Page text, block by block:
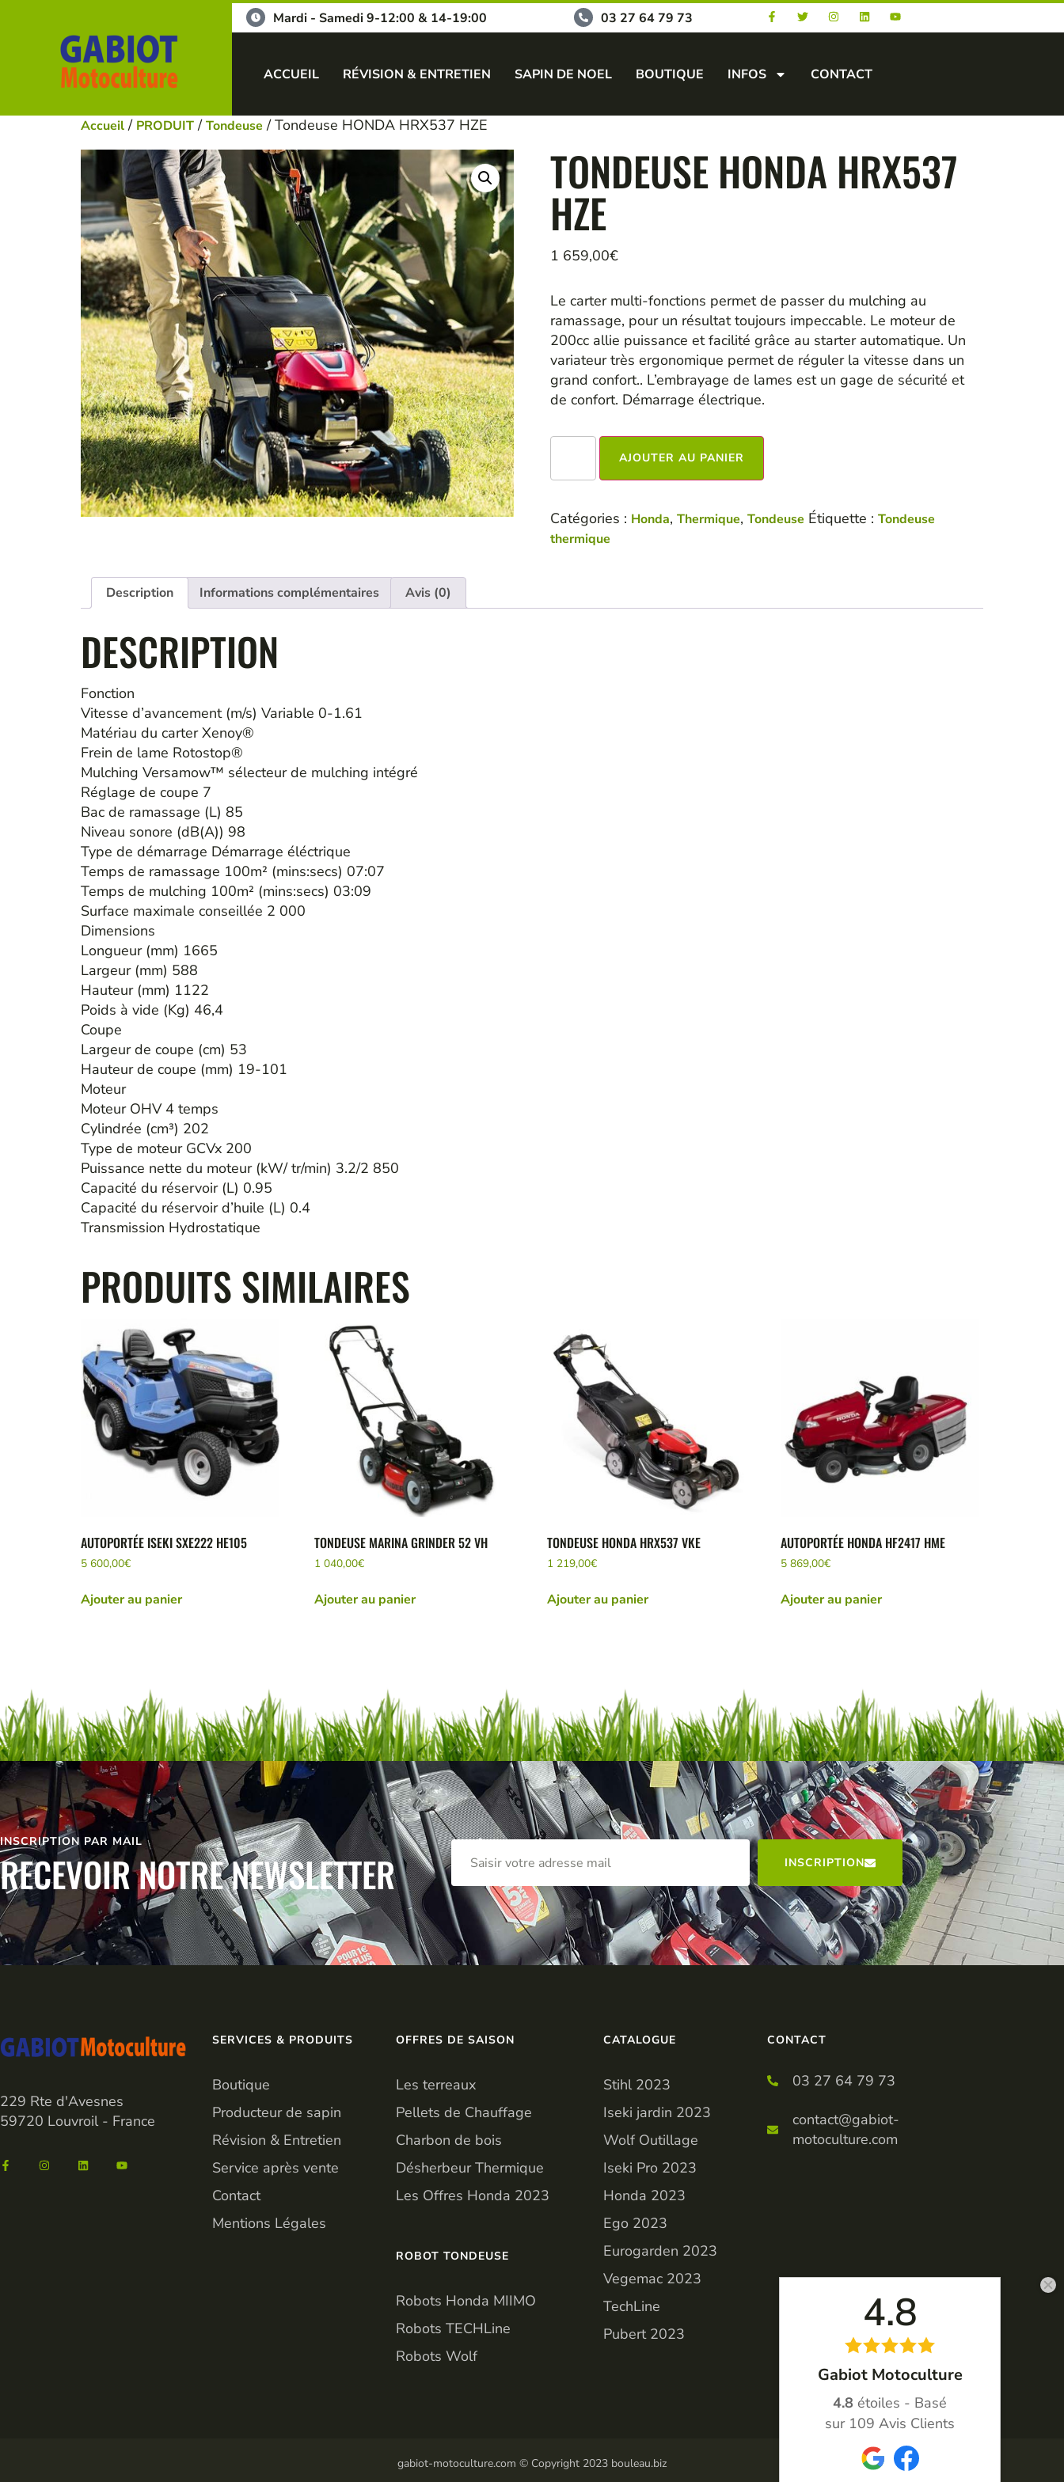
Mardi - Samedi 9-12:00 & 14-19:00 03 27 64 79 73
ACCUEIL RÉVISION & ENTRETIEN SAPIN DE NOEL BOUTIQUE INFOS CONTACT
Accueil/ PRODUIT/Tondeuse / Tondeuse HONDA HRX537 HZE
TONDEUSE HONDA HRX537
HZE
1 659,00€
Le carter multi-fonctions permet de passer du mulching au
ramassage, pour un résultat toujours impeccable. Le moteur de
200cc allie puissance et facilité grâce au starter automatique. Un
variateur très ergonomique permet de réguler la vitesse dans un
grand confort.. L’embrayage de lames est un gage de sécurité et
de confort. Démarrage électrique.
AJOUTER AU PANIER
Catégories : Honda, Thermique, Tondeuse Étiquette : Tondeuse
thermique
Description Informations complémentaires Avis (0)
DESCRIPTION
Fonction
Vitesse d’avancement (m/s) Variable 0-1.61
Matériau du carter Xenoy®
Frein de lame Rotostop®
Mulching Versamow™ sélecteur de mulching intégré
Réglage de coupe 7
Bac de ramassage (L) 85
Niveau sonore (dB(A)) 98
Type de démarrage Démarrage éléctrique
Temps de ramassage 100m² (mins:secs) 07:07
Temps de mulching 100m² (mins:secs) 03:09
Surface maximale conseillée 2 000
Dimensions
Longueur (mm) 1665
Largeur (mm) 588
Hauteur (mm) 1122
Poids à vide (Kg) 46,4
Coupe
Largeur de coupe (cm) 53
Hauteur de coupe (mm) 19-101
Moteur
Moteur OHV 4 temps
Cylindrée (cm³) 202
Type de moteur GCVx 200
Puissance nette du moteur (kW/ tr/min) 3.2/2 850
Capacité du réservoir (L) 0.95
Capacité du réservoir d’huile (L) 0.4
Transmission Hydrostatique
PRODUITS SIMILAIRES
AUTOPORTÉE ISEKI SXE222 HE105
5 600,00€
Ajouter au panier
TONDEUSE MARINA GRINDER 52 VH
1 040,00€
Ajouter au panier
TONDEUSE HONDA HRX537 VKE
1 219,00€
Ajouter au panier
AUTOPORTÉE HONDA HF2417 HME
5 869,00€
Ajouter au panier
INSCRIPTION PAR MAIL
RECEVOIR NOTRE NEWSLETTER INSCRIPTION
229 Rte d'Avesnes
59720 Louvroil - France
SERVICES & PRODUITS
Boutique
Producteur de sapin
Révision & Entretien
Service après vente
Contact
Mentions Légales
OFFRES DE SAISON
Les terreaux
Pellets de Chauffage
Charbon de bois
Désherbeur Thermique
Les Offres Honda 2023
ROBOT TONDEUSE
Robots Honda MIIMO
Robots TECHLine
Robots Wolf
CATALOGUE
Stihl 2023
Iseki jardin 2023
Wolf Outillage
Iseki Pro 2023
Honda 2023
Ego 2023
Eurogarden 2023
Vegemac 2023
TechLine
Pubert 2023
CONTACT
03 27 64 79 73
contact@gabiot-
motoculture.com
gabiot-motoculture.com © Copyright 2023 bouleau.biz
4.8
Gabiot Motoculture
4.8 étoiles - Basé
sur 109 Avis Clients